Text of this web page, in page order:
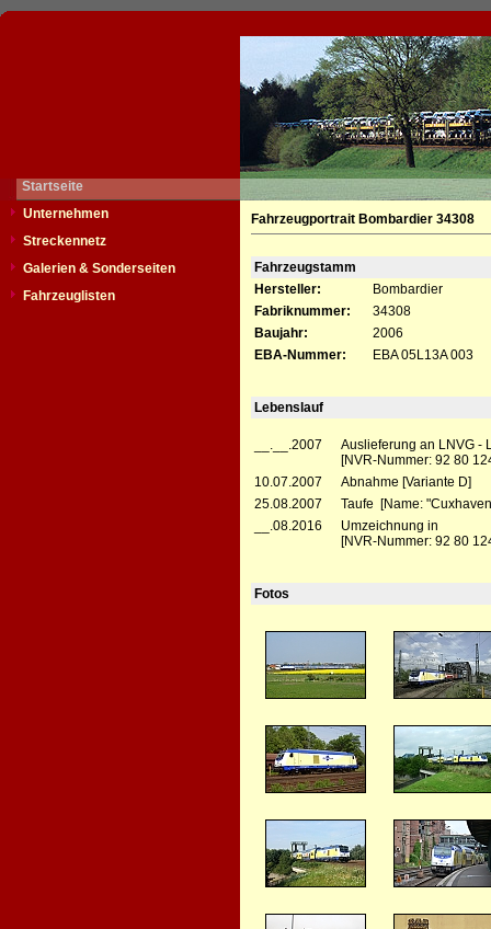
Startseite
Unternehmen
Streckennetz
Galerien & Sonderseiten
Fahrzeuglisten
Fahrzeugportrait Bombardier 34308
Fahrzeugstamm
Hersteller:
Bombardier
Fabriknummer:
34308
Baujahr:
2006
EBA-Nummer:
EBA 05L13A 003
Lebenslauf
__.__.2007
Auslieferung an LNVG -
[NVR-Nummer: 92 80
10.07.2007
Abnahme [Variante D]
25.08.2007
Taufe [Name:
__.08.2016
Umzeichnung in
[NVR-Nummer: 92 80
Fotos